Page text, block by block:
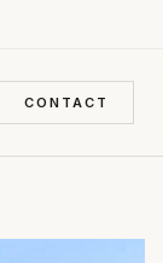
CONTACT